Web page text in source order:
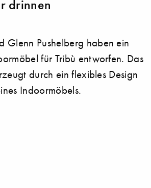
drinnen
Glenn Pushelberg haben ein
für Tribù entworfen. Das
durch ein flexibles Design
Indoormöbels.